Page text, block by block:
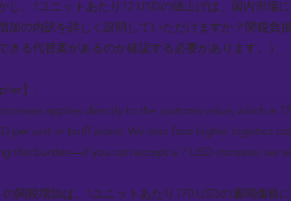
し、1ユニットあたり12 USDの値上げは、国内市場
加の内訳を詳しく説明していただけますか？関税負
きる代替案があるのか確認する必要があります。）
】:
applies directly to the customs value, which is
per unit in tariff alone. We also face higher logistics
this burden—if you can accept a 7 USD increase, we
の関税増加は、1ユニットあたり170 USDの通関価格